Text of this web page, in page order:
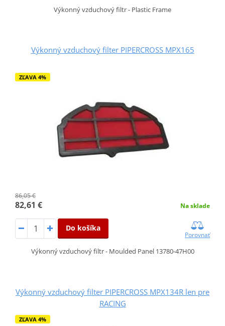
Výkonný vzduchový filtr - Plastic Frame
Výkonný vzduchový filter PIPERCROSS MPX165
ZĽAVA 4%
86,05 €
82,61 € Na sklade
Do košíka
Porovnať
Výkonný vzduchový filtr - Moulded Panel 13780-47H00
Výkonný vzduchový filter PIPERCROSS MPX134R len pre
RACING
ZĽAVA 4%